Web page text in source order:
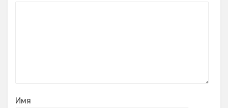
Имя